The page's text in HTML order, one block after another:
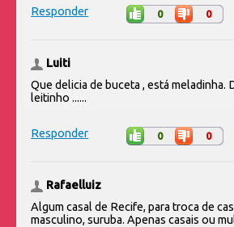
Responder 0 0
Luiti
Que delicia de buceta , está meladinha.
leitinho ......
Responder 0 0
Rafaelluiz
Algum casal de Recife, para troca de
masculino, suruba. Apenas casais ou